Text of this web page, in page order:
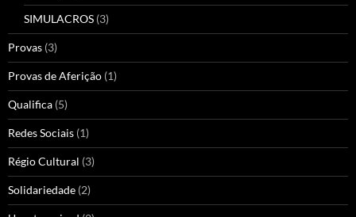
SIMULACROS (3)
Provas (3)
Provas de Aferição (1)
Qualifica (5)
Redes Sociais (1)
Régio Cultural (3)
Solidariedade (2)